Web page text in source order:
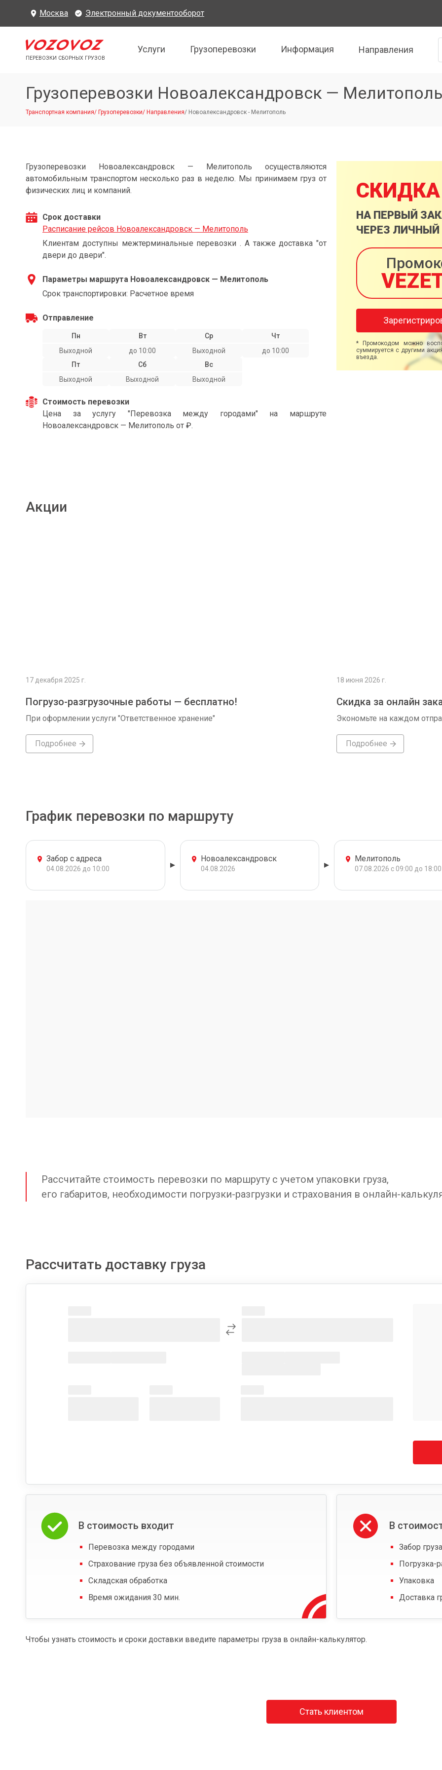
Москва Электронный документооборот
ПЕРЕВОЗКИ СБОРНЫХ ГРУЗОВ
Услуги Грузоперевозки Информация Направления
Грузоперевозки Новоалександровск — Мелитополь
Транспортная компания/ Грузоперевозки/ Направления/ Новоалександровск - Мелитополь
Грузоперевозки Новоалександровск — Мелитополь осуществляются
автомобильным транспортом несколько раз в неделю. Мы принимаем груз от
физических лиц и компаний.
Срок доставки
Расписание рейсов Новоалександровск — Мелитополь
Клиентам доступны межтерминальные перевозки . А также доставка "от
двери до двери".
Параметры маршрута Новоалександровск — Мелитополь
Срок транспортировки: Расчетное время
Отправление
Пн
Выходной
Вт
до 10:00
Ср
Выходной
Чт
до 10:00
Пт
Выходной
Сб
Выходной
Вс
Выходной
Стоимость перевозки
Цена за услугу "Перевозка между городами" на маршруте
Новоалександровск — Мелитополь от ₽.
СКИДКА
НА ПЕРВЫЙ
ЧЕРЕЗ ЛИЧНЫЙ
* Промокодом можно
суммируется с другими
въезда.
Акции
17 декабря 2025 г.
Погрузо-разгрузочные работы — бесплатно!
При оформлении услуги "Ответственное хранение"
Подробнее
18 июня 2026 г.
Скидка за онлайн
Экономьте на каждом
Подробнее
График перевозки по маршруту
Забор с адреса
04.08.2026 до 10:00
Новоалександровск
04.08.2026
Мелитополь
07.08.2026 с 09:00 до 18:00
Рассчитайте стоимость перевозки по маршруту с учетом упаковки груза,
его габаритов, необходимости погрузки-разгрузки и страхования в онлайн-
Рассчитать доставку груза
В стоимость входит
Перевозка между городами
Страхование груза без объявленной стоимости
Складская обработка
Время ожидания 30 мин.
В
Забор
Погрузка-
Упаковка
Доставка
Чтобы узнать стоимость и сроки доставки введите параметры груза в онлайн-калькулятор.
Стать клиентом